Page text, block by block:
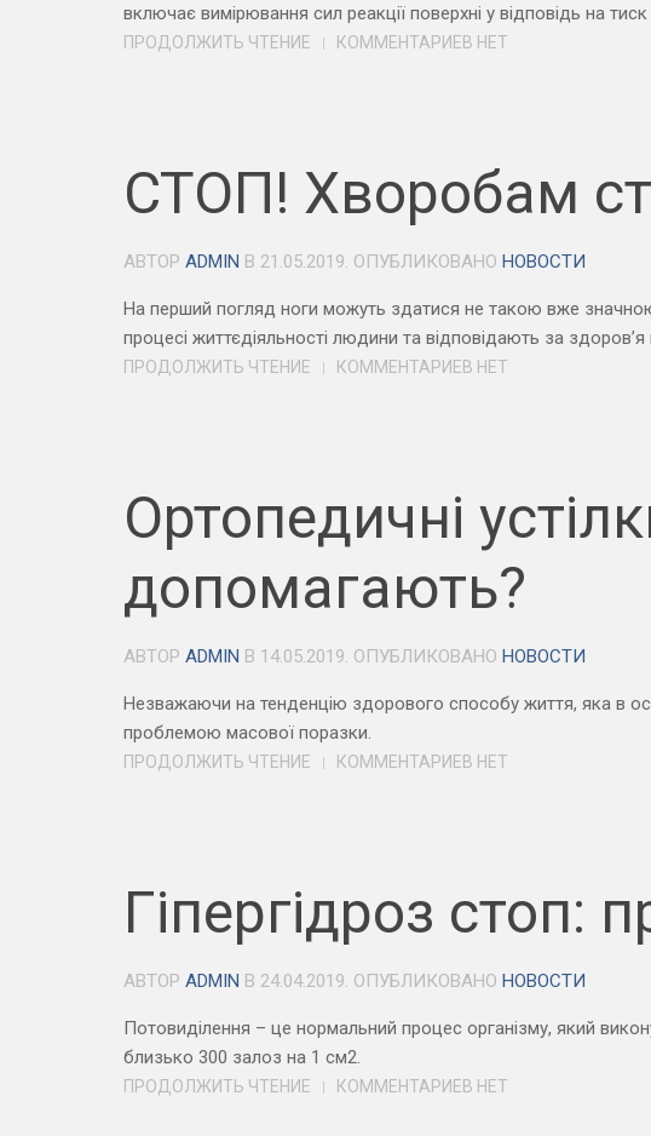
включає вимірювання сил реакції поверхні у відповідь на
ПРОДОЛЖИТЬ ЧТЕНИЕ КОММЕНТАРИЕВ НЕТ
СТОП! Хворобам
АВТОР ADMIN В 21.05.2019. ОПУБЛИКОВАНО НОВОСТИ
На перший погляд ноги можуть здатися не такою вже
процесі життєдіяльності людини та відповідають за
ПРОДОЛЖИТЬ ЧТЕНИЕ КОММЕНТАРИЕВ НЕТ
Ортопедичні
допомагають?
АВТОР ADMIN В 14.05.2019. ОПУБЛИКОВАНО НОВОСТИ
Незважаючи на тенденцію здорового способу життя, яка в
проблемою масової поразки.
ПРОДОЛЖИТЬ ЧТЕНИЕ КОММЕНТАРИЕВ НЕТ
Гіпергідроз стоп:
АВТОР ADMIN В 24.04.2019. ОПУБЛИКОВАНО НОВОСТИ
Потовиділення – це нормальний процес організму, який
близько 300 залоз на 1 см2.
ПРОДОЛЖИТЬ ЧТЕНИЕ КОММЕНТАРИЕВ НЕТ